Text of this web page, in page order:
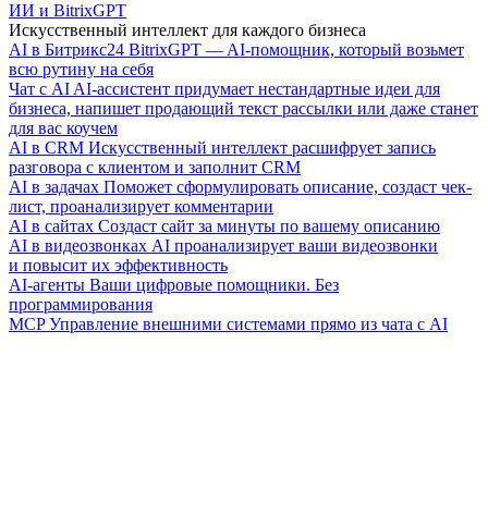
ИИ и BitrixGPT
Искусственный интеллект для каждого бизнеса
AI в Битрикс24 BitrixGPT — AI-помощник, который возьмет
всю рутину на себя
Чат с AI AI-ассистент придумает нестандартные идеи для
бизнеса, напишет продающий текст рассылки или даже станет
для вас коучем
AI в CRM Искусственный интеллект расшифрует запись
разговора с клиентом и заполнит CRM
AI в задачах Поможет сформулировать описание, создаст чек-
лист, проанализирует комментарии
AI в сайтах Создаст сайт за минуты по вашему описанию
AI в видеозвонках AI проанализирует ваши видеозвонки
и повысит их эффективность
AI-агенты Ваши цифровые помощники. Без
программирования
MCP Управление внешними системами прямо из чата с AI